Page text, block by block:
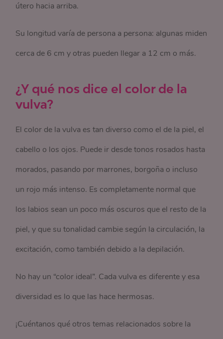
útero hacia arriba.
Su longitud varía de persona a persona: algunas miden
cerca de 6 cm y otras pueden llegar a 12 cm o más.
¿Y qué nos dice el color de la
vulva?
El color de la vulva es tan diverso como el de la piel, el
cabello o los ojos. Puede ir desde tonos rosados hasta
morados, pasando por marrones, borgoña o incluso
un rojo más intenso. Es completamente normal que
los labios sean un poco más oscuros que el resto de la
piel, y que su tonalidad cambie según la circulación, la
excitación, como también debido a la depilación.
No hay un “color ideal”. Cada vulva es diferente y esa
diversidad es lo que las hace hermosas.
¡Cuéntanos qué otros temas relacionados sobre la